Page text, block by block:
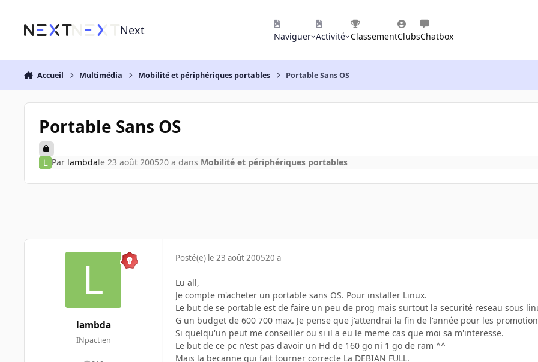
Next Naviguer Activité ClassementClubsChatbox
Accueil Multimédia Mobilité et périphériques portables Portable Sans OS
Portable Sans OS
Par lambdale 23 août 200520 a dans Mobilité et périphériques portables
lambda
INpactien
Posté(e) le 23 août 200520 a
Lu all,
Je compte m'acheter un portable sans OS. Pour installer Linux.
Le but de se portable est de faire un peu de prog mais surtout la securité reseau sous
G un budget de 600 700 max. Je pense que j'attendrai la fin de l'année pour les
Si quelqu'un peut me conseiller ou si il a eu le meme cas que moi sa m'interesse.
Le but de ce pc n'est pas d'avoir un Hd de 160 go ni 1 go de ram ^^
Mais la becanne qui fait tourner correcte La DEBIAN FULL.